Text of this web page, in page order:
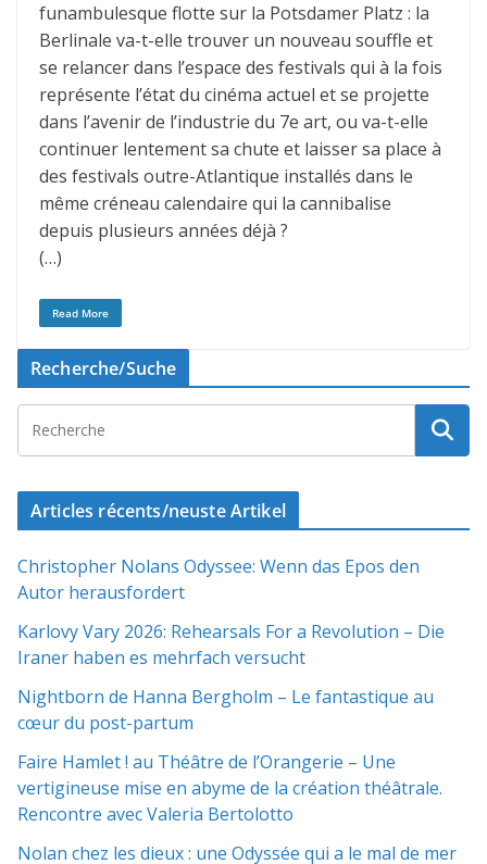
funambulesque flotte sur la Potsdamer Platz : la
Berlinale va-t-elle trouver un nouveau souffle et
se relancer dans l’espace des festivals qui à la fois
représente l’état du cinéma actuel et se projette
dans l’avenir de l’industrie du 7e art, ou va-t-elle
continuer lentement sa chute et laisser sa place à
des festivals outre-Atlantique installés dans le
même créneau calendaire qui la cannibalise
depuis plusieurs années déjà ?
(…)
Read More
Recherche/Suche
Articles récents/neuste Artikel
Christopher Nolans Odyssee: Wenn das Epos den
Autor herausfordert
Karlovy Vary 2026: Rehearsals For a Revolution – Die
Iraner haben es mehrfach versucht
Nightborn de Hanna Bergholm – Le fantastique au
cœur du post-partum
Faire Hamlet ! au Théâtre de l’Orangerie – Une
vertigineuse mise en abyme de la création théâtrale.
Rencontre avec Valeria Bertolotto
Nolan chez les dieux : une Odyssée qui a le mal de mer